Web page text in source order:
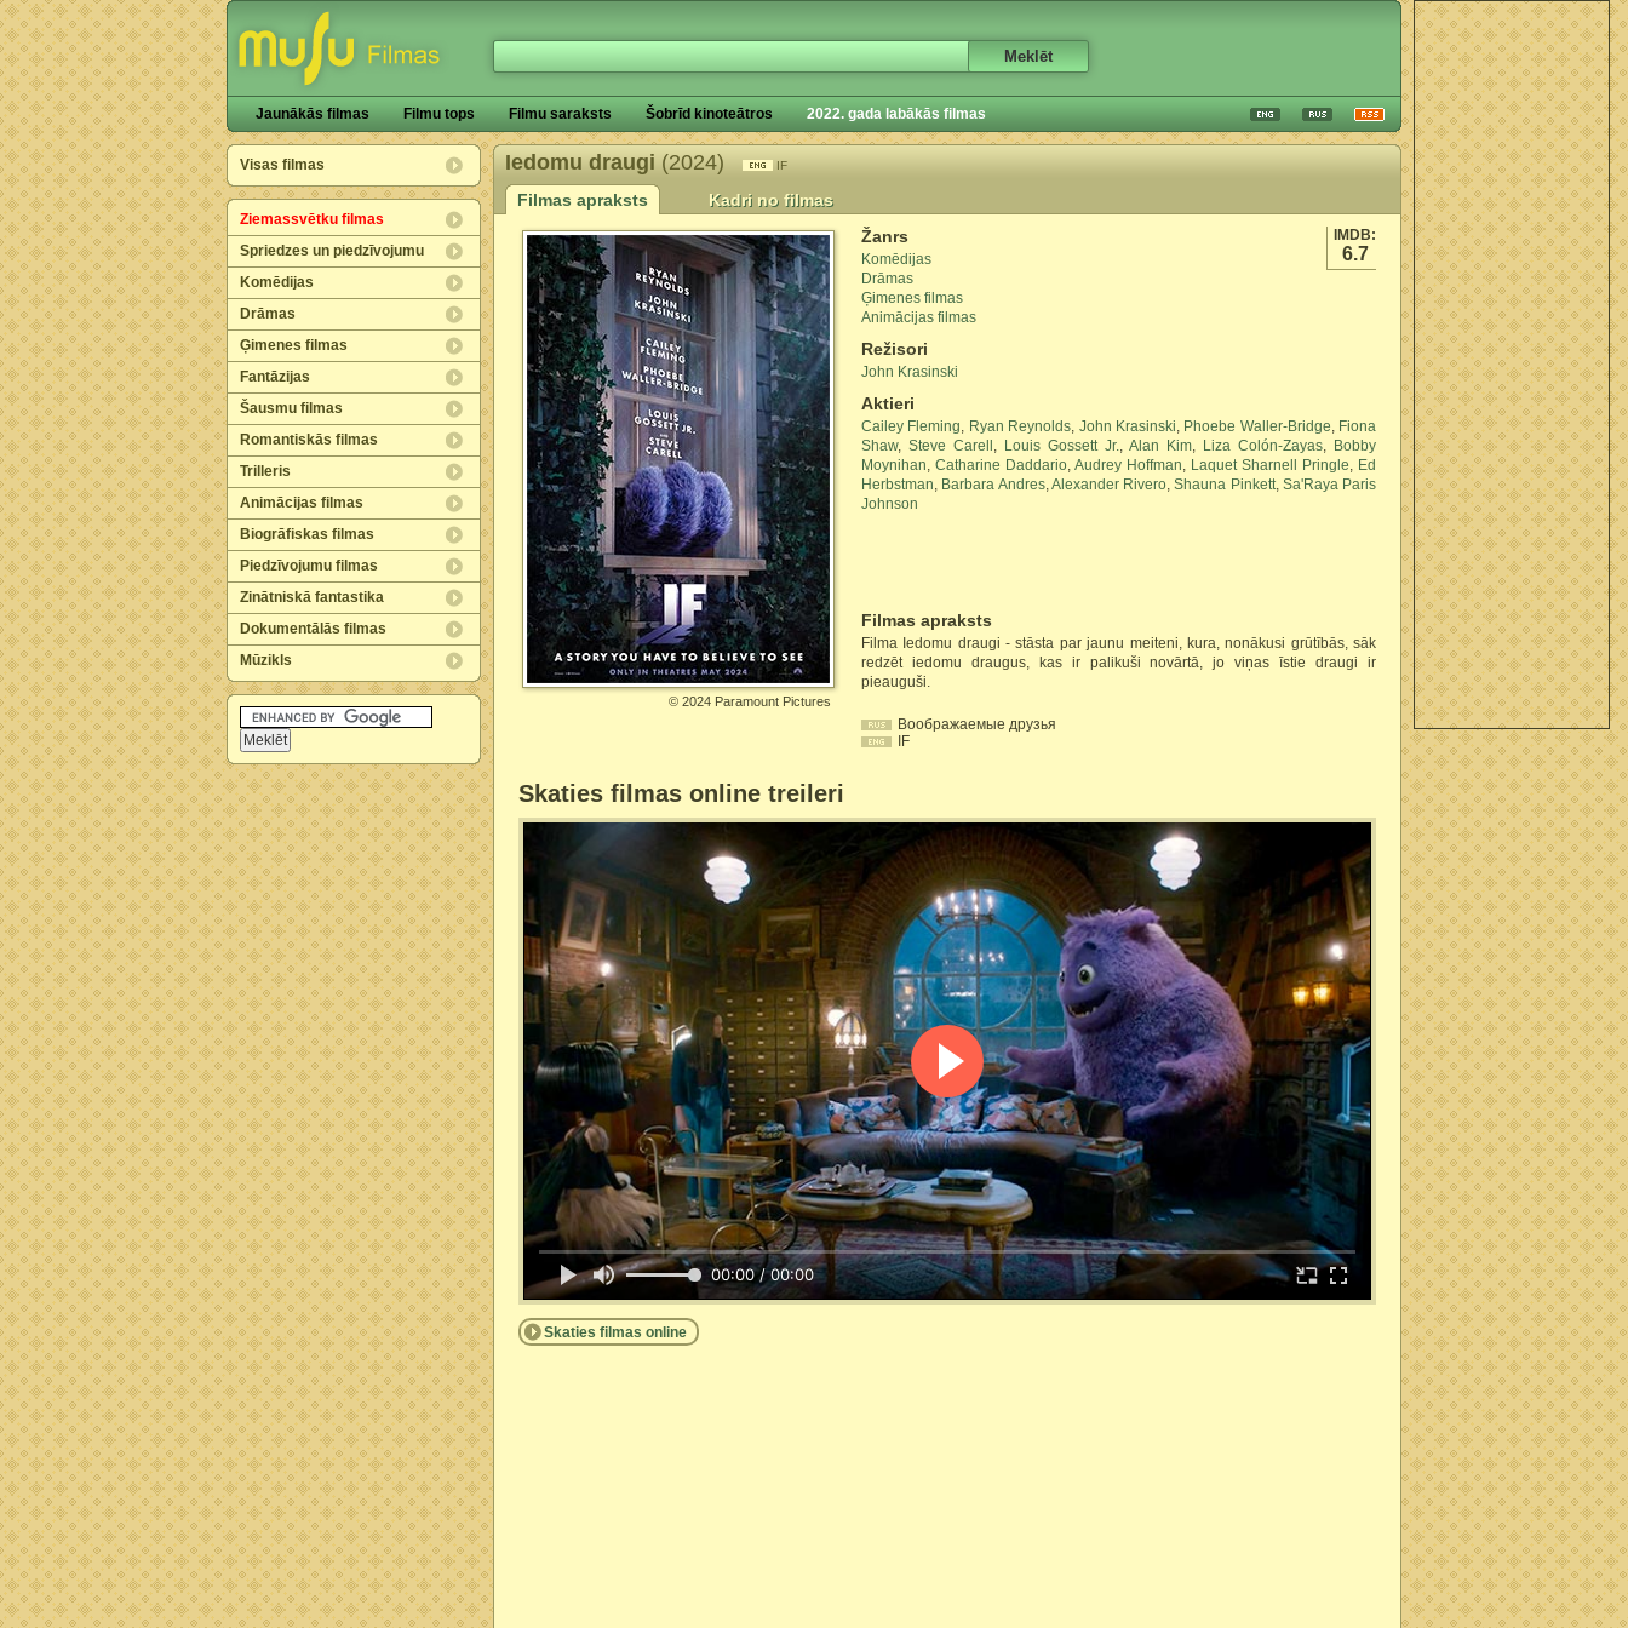
Jaunākās filmas Filmu tops Filmu saraksts Šobrīd kinoteātros 2022. gada labākās filmas
Visas filmas
Ziemassvētku filmas
Spriedzes un piedzīvojumu
Komēdijas
Drāmas
Ģimenes filmas
Fantāzijas
Šausmu filmas
Romantiskās filmas
Trilleris
Animācijas filmas
Biogrāfiskas filmas
Piedzīvojumu filmas
Zinātniskā fantastika
Dokumentālās filmas
Mūzikls
Iedomu draugi (2024) IF
Filmas apraksts Kadri no filmas
IMDB:
6.7
Žanrs
Komēdijas
Drāmas
Ģimenes filmas
Animācijas filmas
Režisori
John Krasinski
Aktieri
Cailey Fleming, Ryan Reynolds, John Krasinski, Phoebe Waller-Bridge, Fiona
Shaw, Steve Carell , Louis Gossett Jr., Alan Kim, Liza Colón-Zayas, Bobby
Moynihan, Catharine Daddario, Audrey Hoffman, Laquet Sharnell Pringle, Ed
Herbstman, Barbara Andres,Alexander Rivero,Shauna Pinkett, Sa'Raya Paris
Johnson
Filmas apraksts
Filma Iedomu draugi - stāsta par jaunu meiteni, kura, nonākusi grūtībās, sāk
redzēt iedomu draugus, kas ir palikuši novārtā, jo viņas īstie draugi ir
pieauguši.
Воображаемые друзья
IF
© 2024 Paramount Pictures
Skaties filmas online treileri
00:00 / 00:00
Skaties filmas online